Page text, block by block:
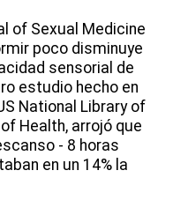
of Sexual Medicine
poco disminuye
sensorial de
estudio hecho en
National Library of
Health, arrojó que
- 8 horas
en un 14% la